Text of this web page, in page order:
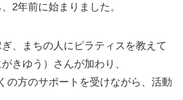
2年前に始まりました。
、まちの人にピラティスを教えて
きゆう）さんが加わり、
の方のサポートを受けながら、活動